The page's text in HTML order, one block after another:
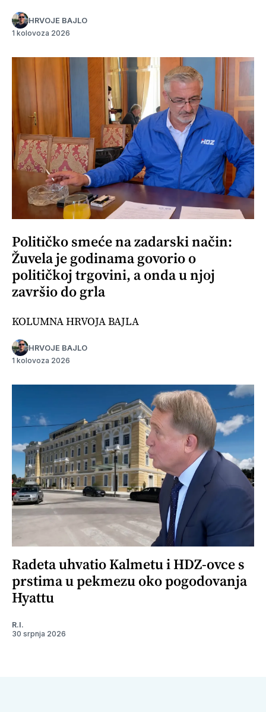
HRVOJE BAJLO
1 kolovoza 2026
Političko smeće na zadarski način:
Žuvela je godinama govorio o
političkoj trgovini, a onda u njoj
završio do grla
KOLUMNA HRVOJA BAJLA
HRVOJE BAJLO
1 kolovoza 2026
Radeta uhvatio Kalmetu i HDZ-ovce s
prstima u pekmezu oko pogodovanja
Hyattu
R.I.
30 srpnja 2026